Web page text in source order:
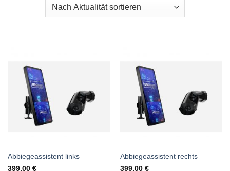
Abbiegeassistent links
399,00 €
Abbiegeassistent rechts
399,00 €